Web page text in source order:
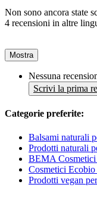
Non sono ancora state
4 recensioni in altre
Mostra
Nessuna
Scrivi la prima
Categorie preferite:
Balsami naturali
Prodotti naturali
BEMA Cosmetici
Cosmetici
Prodotti vegan